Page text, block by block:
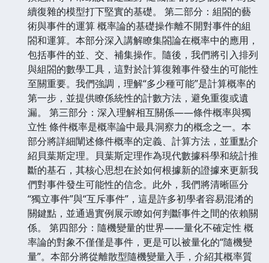
續復雜的模型打下堅實的基礎。 第二部分：組閤的藝
術與事件的運算 概率論的基礎操作離不開對事件的組
閤和運算。本部分深入講解瞭集閤論在概率中的應用，
包括事件的並、交、補集操作。隨後，我們將引入排列
與組閤的數學工具，這對於計算復雜事件發生的可能性
至關重要。我們強調，理解“多少種可能”是計算概率的
第一步，並提供瞭係統性的計數方法，避免重復或遺
漏。 第三部分：深入理解相互關係——條件概率與獨
立性 條件概率是概率論中最具洞察力的概念之一。本
部分將詳細闡述條件概率的定義、計算方法，並重點介
紹貝葉斯定理。貝葉斯定理作為現代數據科學和統計推
斷的基石，其核心思想在於如何根據新的證據來更新我
們對事件發生可能性的信念。此外，我們將清晰區分
“獨立事件”與“互斥事件”，這是許多初學者容易混淆的
關鍵點，並通過實例展示瞭如何判斷事件之間的依賴關
係。 第四部分：隨機變量的世界——量化不確定性 概
率論的對象不僅僅是事件，更是可以被量化的“隨機變
量”。本部分將從離散型隨機變量入手，介紹其概率質